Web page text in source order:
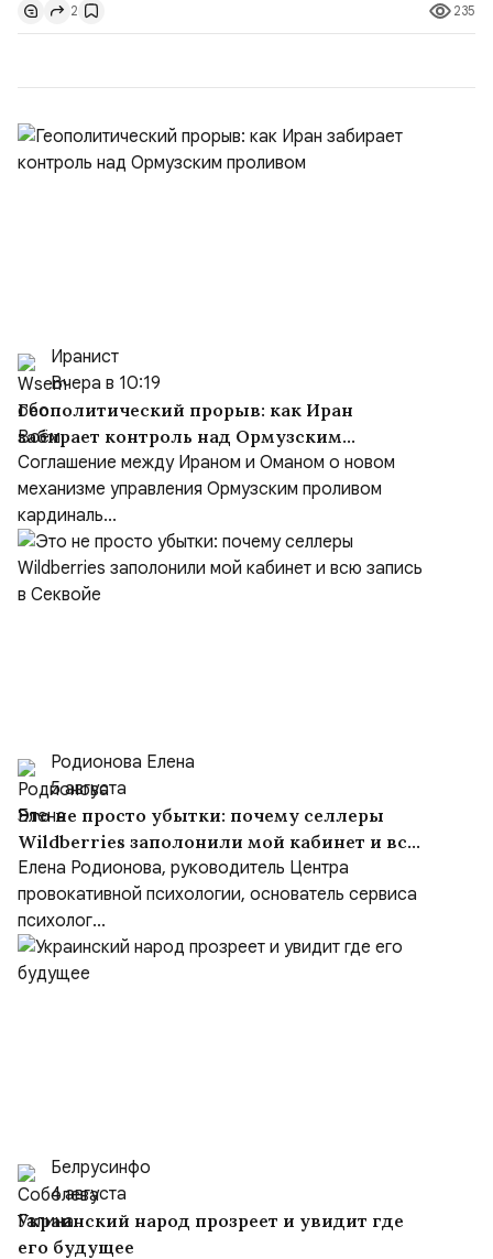
доверенности;Отказ в заключении кредитного
договора, предоставлении государственных и
2 235
Иранист
Вчера в 10:19
Геополитический прорыв: как Иран
забирает контроль над Ормузским
проливом
Соглашение между Ираном и Оманом о новом
механизме управления Ормузским проливом
кардиналь...
Родионова Елена
5 августа
Это не просто убытки: почему селлеры
Wildberries заполонили мой кабинет и всю
запись в Секвойе
Елена Родионова, руководитель Центра
провокативной психологии, основатель сервиса
психолог...
Белрусинфо
4 августа
Украинский народ прозреет и увидит где
его будущее